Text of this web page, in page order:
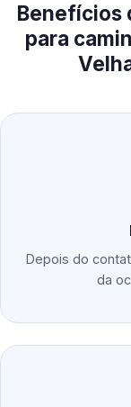
Benefícios
para
Depois do
da